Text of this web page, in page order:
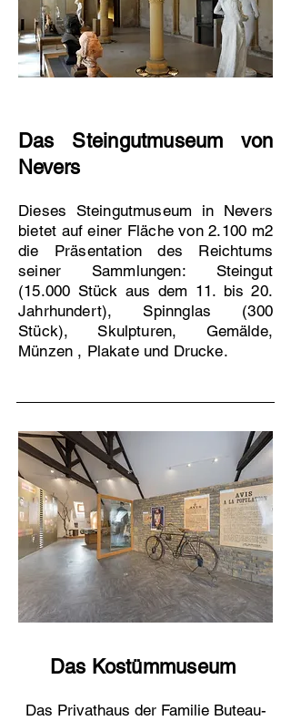
Das Steingutmuseum von
Nevers
Dieses Steingutmuseum in Nevers
bietet auf einer Fläche von 2.100 m2
die Präsentation des Reichtums
seiner Sammlungen: Steingut
(15.000 Stück aus dem 11. bis 20.
Jahrhundert), Spinnglas (300
Stück), Skulpturen, Gemälde,
Münzen , Plakate und Drucke.
Das Kostümmuseum
Das Privathaus der Familie Buteau-